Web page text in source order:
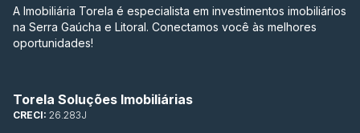
A Imobiliária Torela é especialista em investimentos imobiliários
na Serra Gaúcha e Litoral. Conectamos você às melhores
oportunidades!
Torela Soluções Imobiliárias
CRECI: 26.283J